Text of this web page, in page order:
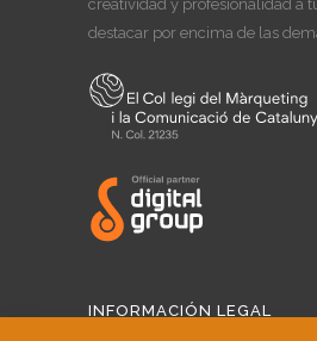
creatividad y profesionalidad a
destacar por encima de las
INFORMACIÓN LEGAL